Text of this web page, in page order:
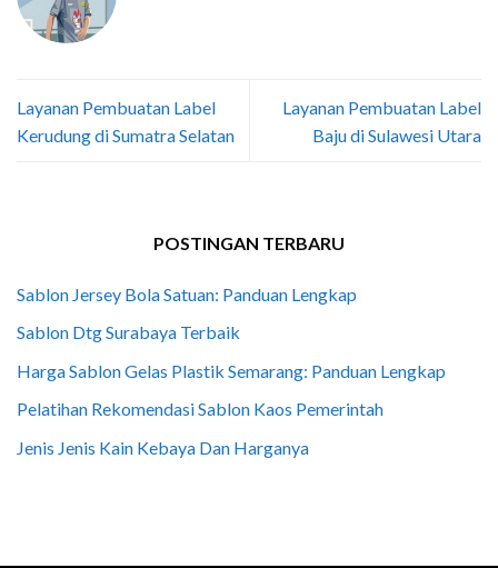
Layanan Pembuatan Label
Kerudung di Sumatra Selatan
Layanan Pembuatan Label
Baju di Sulawesi Utara
POSTINGAN TERBARU
Sablon Jersey Bola Satuan: Panduan Lengkap
Sablon Dtg Surabaya Terbaik
Harga Sablon Gelas Plastik Semarang: Panduan Lengkap
Pelatihan Rekomendasi Sablon Kaos Pemerintah
Jenis Jenis Kain Kebaya Dan Harganya